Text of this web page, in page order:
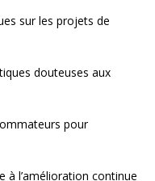
sur les projets de
douteuses aux
pour
à l’amélioration continue